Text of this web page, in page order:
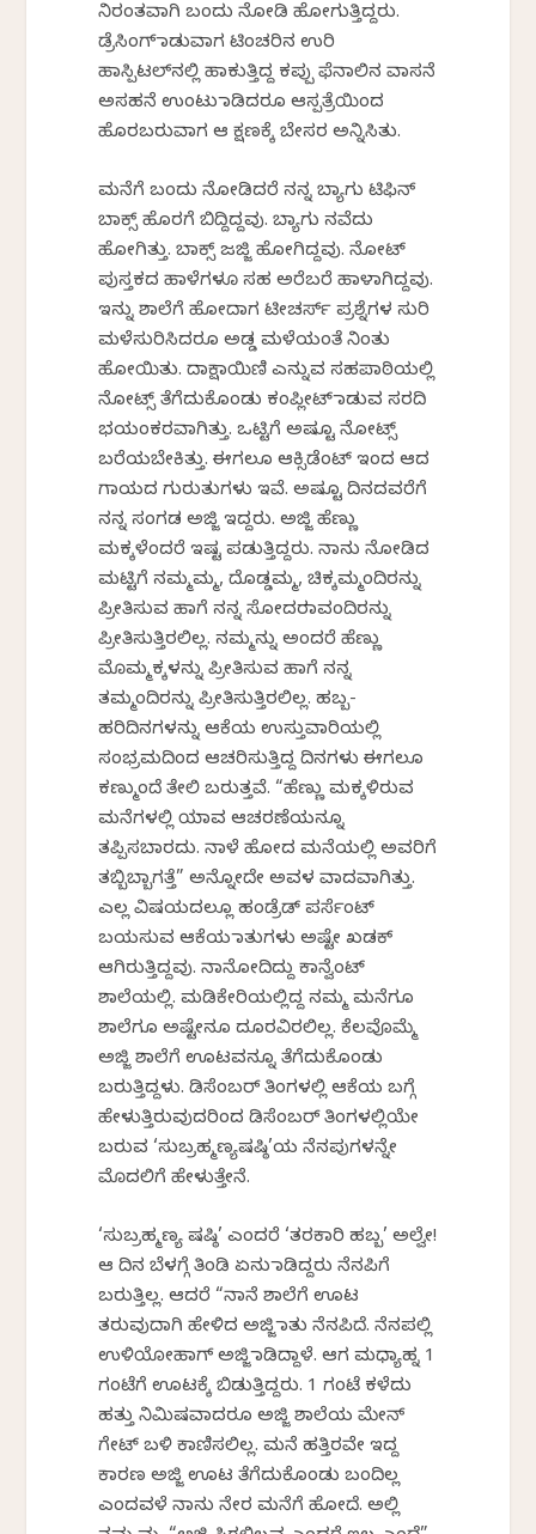
ನಿರಂತವಾಗಿ ಬಂದು ನೋಡಿ ಹೋಗುತ್ತಿದ್ದರು.
ಡ್ರೆಸಿಂಗ್ ಮಾಡುವಾಗ ಟಿಂಚರಿನ ಉರಿ
ಹಾಸ್ಪಿಟಲ್‌ನಲ್ಲಿ ಹಾಕುತ್ತಿದ್ದ ಕಪ್ಪು ಫೆನಾಲಿನ ವಾಸನೆ
ಅಸಹನೆ ಉಂಟು ಮಾಡಿದರೂ ಆಸ್ಪತ್ರೆಯಿಂದ
ಹೊರಬರುವಾಗ ಆ ಕ್ಷಣಕ್ಕೆ ಬೇಸರ ಅನ್ನಿಸಿತು.
ಮನೆಗೆ ಬಂದು ನೋಡಿದರೆ ನನ್ನ ಬ್ಯಾಗು ಟಿಫಿನ್
ಬಾಕ್ಸ್ ಹೊರಗೆ ಬಿದ್ದಿದ್ದವು. ಬ್ಯಾಗು ನವೆದು
ಹೋಗಿತ್ತು. ಬಾಕ್ಸ್ ಜಜ್ಜಿ ಹೋಗಿದ್ದವು. ನೋಟ್
ಪುಸ್ತಕದ ಹಾಳೆಗಳೂ ಸಹ ಅರೆಬರೆ ಹಾಳಾಗಿದ್ದವು.
ಇನ್ನು ಶಾಲೆಗೆ ಹೋದಾಗ ಟೀಚರ್ಸ್ ಪ್ರಶ್ನೆಗಳ ಸುರಿ
ಮಳೆಸುರಿಸಿದರೂ ಅಡ್ಡ ಮಳೆಯಂತೆ ನಿಂತು
ಹೋಯಿತು. ದಾಕ್ಷಾಯಿಣಿ ಎನ್ನುವ ಸಹಪಾಠಿಯಲ್ಲಿ
ನೋಟ್ಸ್ ತೆಗೆದುಕೊಂಡು ಕಂಪ್ಲೀಟ್ ಮಾಡುವ ಸರದಿ
ಭಯಂಕರವಾಗಿತ್ತು. ಒಟ್ಟಿಗೆ ಅಷ್ಟೂ ನೋಟ್ಸ್
ಬರೆಯಬೇಕಿತ್ತು. ಈಗಲೂ ಆಕ್ಸಿಡೆಂಟ್ ಇಂದ ಆದ
ಗಾಯದ ಗುರುತುಗಳು ಇವೆ. ಅಷ್ಟೂ ದಿನದವರೆಗೆ
ನನ್ನ ಸಂಗಡ ಅಜ್ಜಿ ಇದ್ದರು. ಅಜ್ಜಿ ಹೆಣ್ಣು
ಮಕ್ಕಳೆಂದರೆ ಇಷ್ಟ ಪಡುತ್ತಿದ್ದರು. ನಾನು ನೋಡಿದ
ಮಟ್ಟಿಗೆ ನಮ್ಮಮ್ಮ, ದೊಡ್ಡಮ್ಮ, ಚಿಕ್ಕಮ್ಮಂದಿರನ್ನು
ಪ್ರೀತಿಸುವ ಹಾಗೆ ನನ್ನ ಸೋದರಮಾವಂದಿರನ್ನು
ಪ್ರೀತಿಸುತ್ತಿರಲಿಲ್ಲ. ನಮ್ಮನ್ನು ಅಂದರೆ ಹೆಣ್ಣು
ಮೊಮ್ಮಕ್ಕಳನ್ನು ಪ್ರೀತಿಸುವ ಹಾಗೆ ನನ್ನ
ತಮ್ಮಂದಿರನ್ನು ಪ್ರೀತಿಸುತ್ತಿರಲಿಲ್ಲ. ಹಬ್ಬ-
ಹರಿದಿನಗಳನ್ನು ಆಕೆಯ ಉಸ್ತುವಾರಿಯಲ್ಲಿ
ಸಂಭ್ರಮದಿಂದ ಆಚರಿಸುತ್ತಿದ್ದ ದಿನಗಳು ಈಗಲೂ
ಕಣ್ಮುಂದೆ ತೇಲಿ ಬರುತ್ತವೆ. “ಹೆಣ್ಣು ಮಕ್ಕಳಿರುವ
ಮನೆಗಳಲ್ಲಿ ಯಾವ ಆಚರಣೆಯನ್ನೂ
ತಪ್ಪಿಸಬಾರದು. ನಾಳೆ ಹೋದ ಮನೆಯಲ್ಲಿ ಅವರಿಗೆ
ತಬ್ಬಿಬ್ಬಾಗತ್ತೆ” ಅನ್ನೋದೇ ಅವಳ ವಾದವಾಗಿತ್ತು.
ಎಲ್ಲ ವಿಷಯದಲ್ಲೂ ಹಂಡ್ರೆಡ್ ಪರ್ಸೆಂಟ್
ಬಯಸುವ ಆಕೆಯ ಮಾತುಗಳು ಅಷ್ಟೇ ಖಡಕ್
ಆಗಿರುತ್ತಿದ್ದವು. ನಾನೋದಿದ್ದು ಕಾನ್ವೆಂಟ್
ಶಾಲೆಯಲ್ಲಿ. ಮಡಿಕೇರಿಯಲ್ಲಿದ್ದ ನಮ್ಮ ಮನೆಗೂ
ಶಾಲೆಗೂ ಅಷ್ಟೇನೂ ದೂರವಿರಲಿಲ್ಲ. ಕೆಲವೊಮ್ಮೆ
ಅಜ್ಜಿ ಶಾಲೆಗೆ ಊಟವನ್ನೂ ತೆಗೆದುಕೊಂಡು
ಬರುತ್ತಿದ್ದಳು. ಡಿಸೆಂಬರ್ ತಿಂಗಳಲ್ಲಿ ಆಕೆಯ ಬಗ್ಗೆ
ಹೇಳುತ್ತಿರುವುದರಿಂದ ಡಿಸೆಂಬರ್ ತಿಂಗಳಲ್ಲಿಯೇ
ಬರುವ ‘ಸುಬ್ರಹ್ಮಣ್ಯಷಷ್ಠಿ’ಯ ನೆನಪುಗಳನ್ನೇ
ಮೊದಲಿಗೆ ಹೇಳುತ್ತೇನೆ.
‘ಸುಬ್ರಹ್ಮಣ್ಯ ಷಷ್ಠಿ’ ಎಂದರೆ ‘ತರಕಾರಿ ಹಬ್ಬ’ ಅಲ್ವೇ!
ಆ ದಿನ ಬೆಳಗ್ಗೆ ತಿಂಡಿ ಏನು ಮಾಡಿದ್ದರು ನೆನಪಿಗೆ
ಬರುತ್ತಿಲ್ಲ. ಆದರೆ “ನಾನೆ ಶಾಲೆಗೆ ಊಟ
ತರುವುದಾಗಿ ಹೇಳಿದ ಅಜ್ಜಿ ಮಾತು ನೆನಪಿದೆ. ನೆನಪಲ್ಲಿ
ಉಳಿಯೋಹಾಗ್ ಅಜ್ಜಿ ಮಾಡಿದ್ದಾಳೆ. ಆಗ ಮಧ್ಯಾಹ್ನ 1
ಗಂಟೆಗೆ ಊಟಕ್ಕೆ ಬಿಡುತ್ತಿದ್ದರು. 1 ಗಂಟೆ ಕಳೆದು
ಹತ್ತು ನಿಮಿಷವಾದರೂ ಅಜ್ಜಿ ಶಾಲೆಯ ಮೇನ್
ಗೇಟ್ ಬಳಿ ಕಾಣಿಸಲಿಲ್ಲ. ಮನೆ ಹತ್ತಿರವೇ ಇದ್ದ
ಕಾರಣ ಅಜ್ಜಿ ಊಟ ತೆಗೆದುಕೊಂಡು ಬಂದಿಲ್ಲ
ಎಂದವಳೆ ನಾನು ನೇರ ಮನೆಗೆ ಹೋದೆ. ಅಲ್ಲಿ